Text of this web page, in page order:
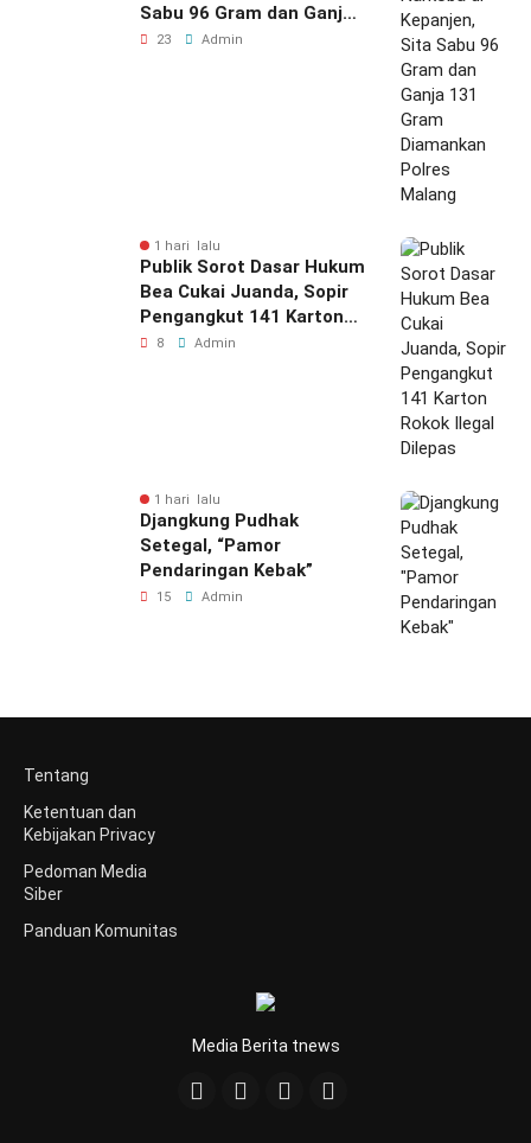
Sabu 96 Gram dan Ganja
131 Gram Diamankan
23 Admin
1 hari lalu
Publik Sorot Dasar Hukum
Bea Cukai Juanda, Sopir
Pengangkut 141 Karton
Rokok Ilegal Dilepas
8 Admin
1 hari lalu
Djangkung Pudhak
Setegal, “Pamor
Pendaringan Kebak”
15 Admin
Tentang
Ketentuan dan
Kebijakan Privacy
Pedoman Media
Siber
Panduan Komunitas
Media Berita tnews